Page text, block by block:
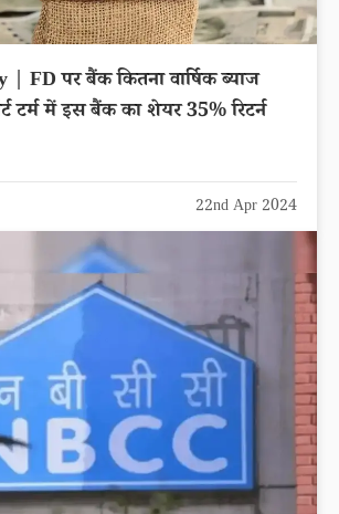
| FD पर बैंक कितना वार्षिक ब्याज
टर्म में इस बैंक का शेयर 35% रिटर्न
22nd Apr 2024